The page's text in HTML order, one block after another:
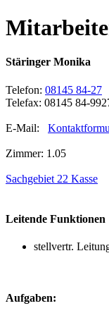
Stäringer Monika
Telefon: 08145 84-27
Telefax: 08145 84-
E-Mail:
Zimmer: 1.05
Sachgebiet 22 Kasse
Leitende Funktionen
stellvertr.
Aufgaben: